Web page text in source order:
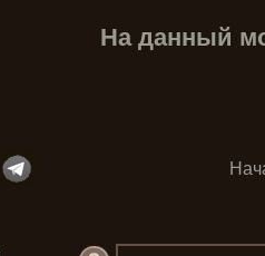
На данный